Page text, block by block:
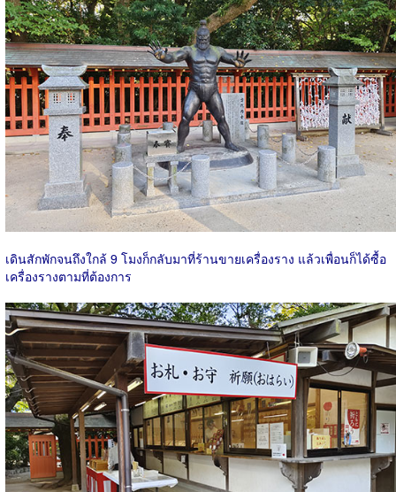
เดินสักพักจนถึงใกล้ 9 โมงก็กลับมาที่ร้านขายเครื่องราง แล้วเพื่อนก็ได้ซื้อ
เครื่องรางตามที่ต้องการ